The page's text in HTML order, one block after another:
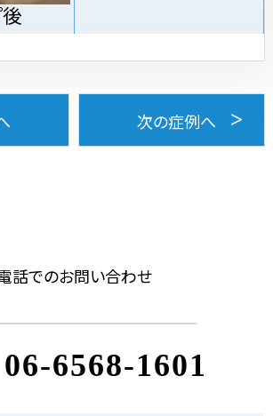
次の症例へ
話でのお問い合わせ
06-6568-1601